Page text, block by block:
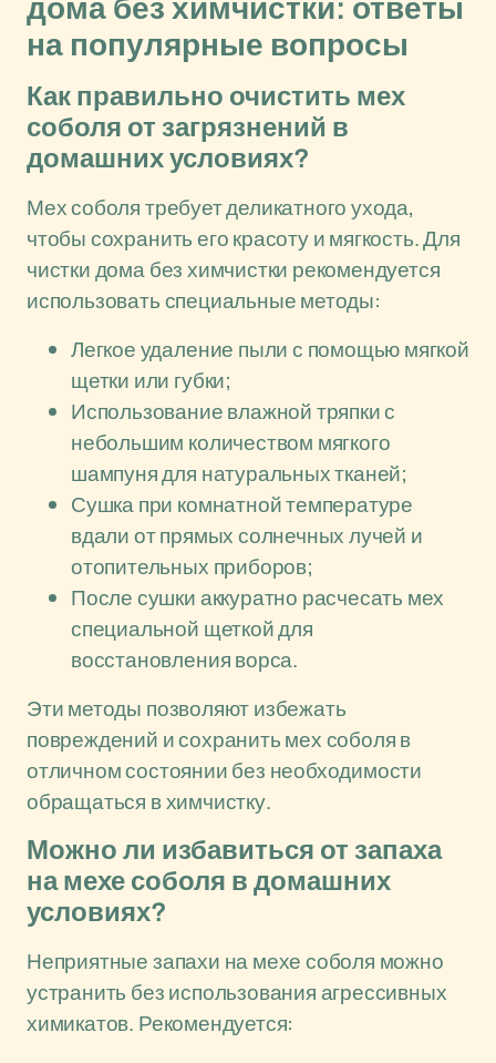
дома без химчистки: ответы
на популярные вопросы
Как правильно очистить мех
соболя от загрязнений в
домашних условиях?
Мех соболя требует деликатного ухода,
чтобы сохранить его красоту и мягкость. Для
чистки дома без химчистки рекомендуется
использовать специальные методы:
Легкое удаление пыли с помощью мягкой
щетки или губки;
Использование влажной тряпки с
небольшим количеством мягкого
шампуня для натуральных тканей;
Сушка при комнатной температуре
вдали от прямых солнечных лучей и
отопительных приборов;
После сушки аккуратно расчесать мех
специальной щеткой для
восстановления ворса.
Эти методы позволяют избежать
повреждений и сохранить мех соболя в
отличном состоянии без необходимости
обращаться в химчистку.
Можно ли избавиться от запаха
на мехе соболя в домашних
условиях?
Неприятные запахи на мехе соболя можно
устранить без использования агрессивных
химикатов. Рекомендуется: